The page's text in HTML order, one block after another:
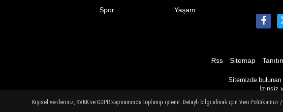
Spor
Yaşam
Rss Sitemap
Sitemizde bulunan
İzinsiz
Kişisel verileriniz, KVKK ve GDPR kapsamında toplanıp işlenir. Detaylı bilgi almak için Veri